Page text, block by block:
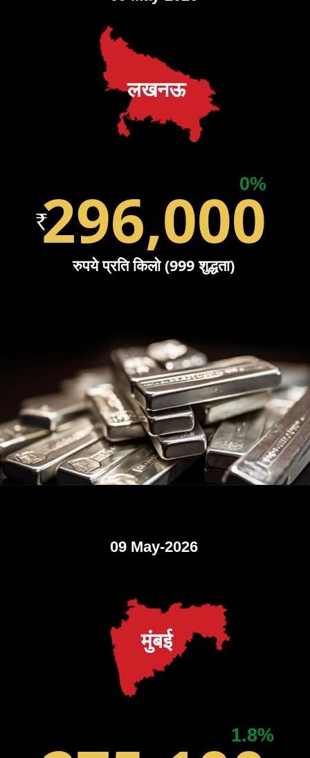
0%
296,000
रुपये प्रति किलो (999 शुद्धता)
लखनऊ
1.8%
09 May-2026
मुंबई